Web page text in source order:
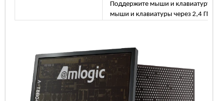
Поддержите мыши и клавиатуру
мыши и клавиатуры через 2,4 ГГц